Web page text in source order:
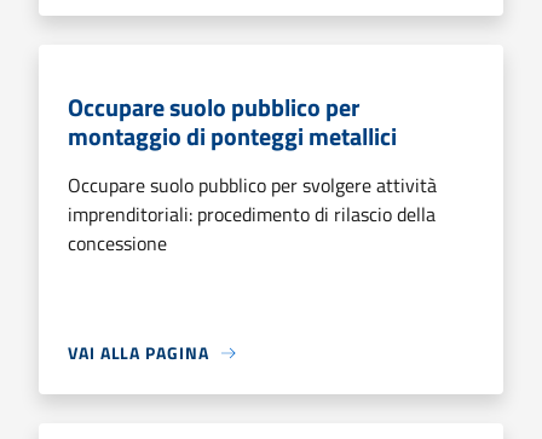
Occupare suolo pubblico per
montaggio di ponteggi metallici
Occupare suolo pubblico per svolgere attività
imprenditoriali: procedimento di rilascio della
concessione
VAI ALLA PAGINA